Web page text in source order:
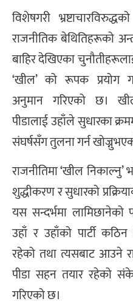
विशेषगरी
राजनीतिक बेथितिहरूको
बाहिर देखिएका
‘खील’ को रूपक प्रयोग
अनुमान गरिएको छ।
पीडालाई उहाँले सुधारका
संघर्षसँग तुलना गर्न
राजनीतिमा ‘खील निकाल्नु’
शुद्धीकरण र सुधारको
यस सन्दर्भमा लामिछानेको
उहाँ र उहाँको पार्टी
रहेको तथा त्यसबाट आउने
पीडा सहन तयार रहेको
गरिएको छ।